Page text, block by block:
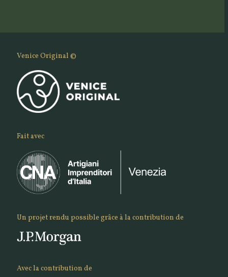
Venice Original ©
Fait avec
Un projet rendu possible grâce à la contribution de
Avec la contribution de